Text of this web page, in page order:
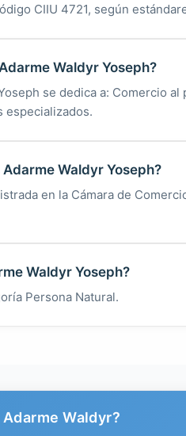
CIIU 4721, según
Waldyr Yoseph?
se dedica a: Comercio al
especializados.
Waldyr Yoseph?
en la Cámara de
Waldyr Yoseph?
Persona Natural.
Waldyr?